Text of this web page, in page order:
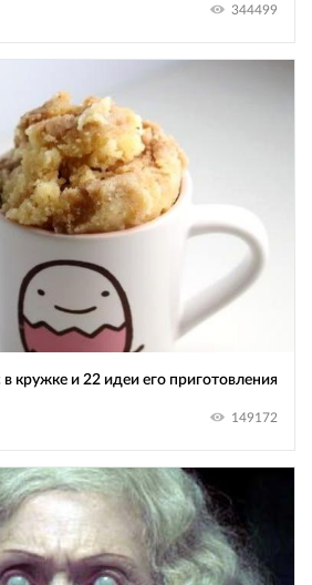
344499
кружке и 22 идеи его приготовления
149172